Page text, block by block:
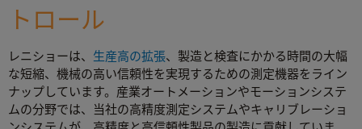
トロール
レニショーは、 生産高の拡張、製造と検査にかかる時間の大幅
な短縮、機械の高い信頼性を実現するための測定機器をライン
ナップしています。産業オートメーションやモーションシステ
ムの分野では、当社の高精度測定システムやキャリブレーショ